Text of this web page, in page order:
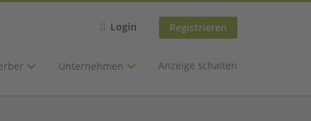
Login Registrieren
Unternehmen Anzeige schalten